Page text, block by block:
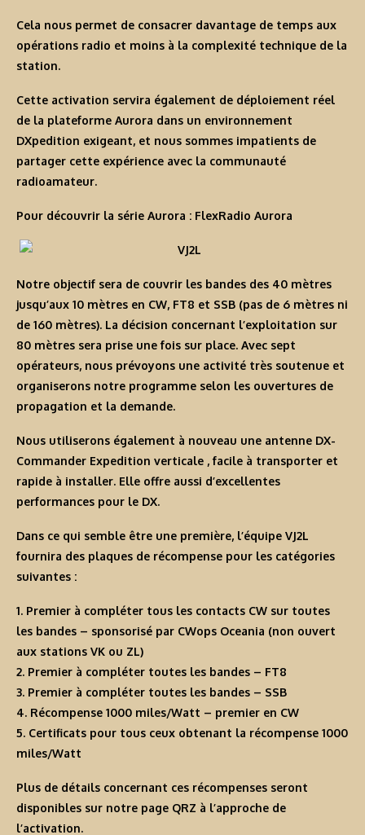
Cela nous permet de consacrer davantage de temps aux
opérations radio et moins à la complexité technique de la
station.
Cette activation servira également de déploiement réel
de la plateforme Aurora dans un environnement
DXpedition exigeant, et nous sommes impatients de
partager cette expérience avec la communauté
radioamateur.
Pour découvrir la série Aurora : FlexRadio Aurora
Notre objectif sera de couvrir les bandes des 40 mètres
jusqu’aux 10 mètres en CW, FT8 et SSB (pas de 6 mètres ni
de 160 mètres). La décision concernant l’exploitation sur
80 mètres sera prise une fois sur place. Avec sept
opérateurs, nous prévoyons une activité très soutenue et
organiserons notre programme selon les ouvertures de
propagation et la demande.
Nous utiliserons également à nouveau une antenne DX-
Commander Expedition verticale , facile à transporter et
rapide à installer. Elle offre aussi d’excellentes
performances pour le DX.
Dans ce qui semble être une première, l’équipe VJ2L
fournira des plaques de récompense pour les catégories
suivantes :
1. Premier à compléter tous les contacts CW sur toutes
les bandes – sponsorisé par CWops Oceania (non ouvert
aux stations VK ou ZL)
2. Premier à compléter toutes les bandes – FT8
3. Premier à compléter toutes les bandes – SSB
4. Récompense 1000 miles/Watt – premier en CW
5. Certificats pour tous ceux obtenant la récompense 1000
miles/Watt
Plus de détails concernant ces récompenses seront
disponibles sur notre page QRZ à l’approche de
l’activation.